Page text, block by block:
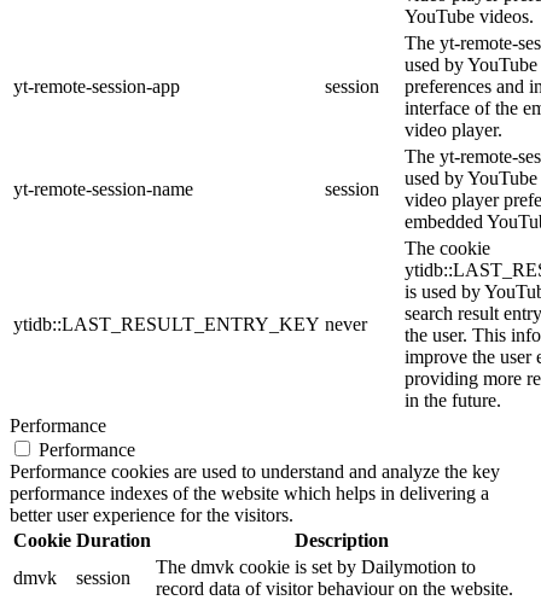
YouTube videos.
yt-remote-session-app session
The yt-remote-
used by
preferences and
interface of the
video player.
yt-remote-session-name session
The yt-remote-
used by
video player
embedded
ytidb::LAST_RESULT_ENTRY_KEY never
The cookie
is used by
search result
the user. This
improve the user
providing more
in the future.
Performance
Performance
Performance cookies are used to understand and analyze the key
performance indexes of the website which helps in delivering a
better user experience for the visitors.
Cookie Duration
Description
dmvk
session
The dmvk cookie is set by Dailymotion to
record data of visitor behaviour on the website.